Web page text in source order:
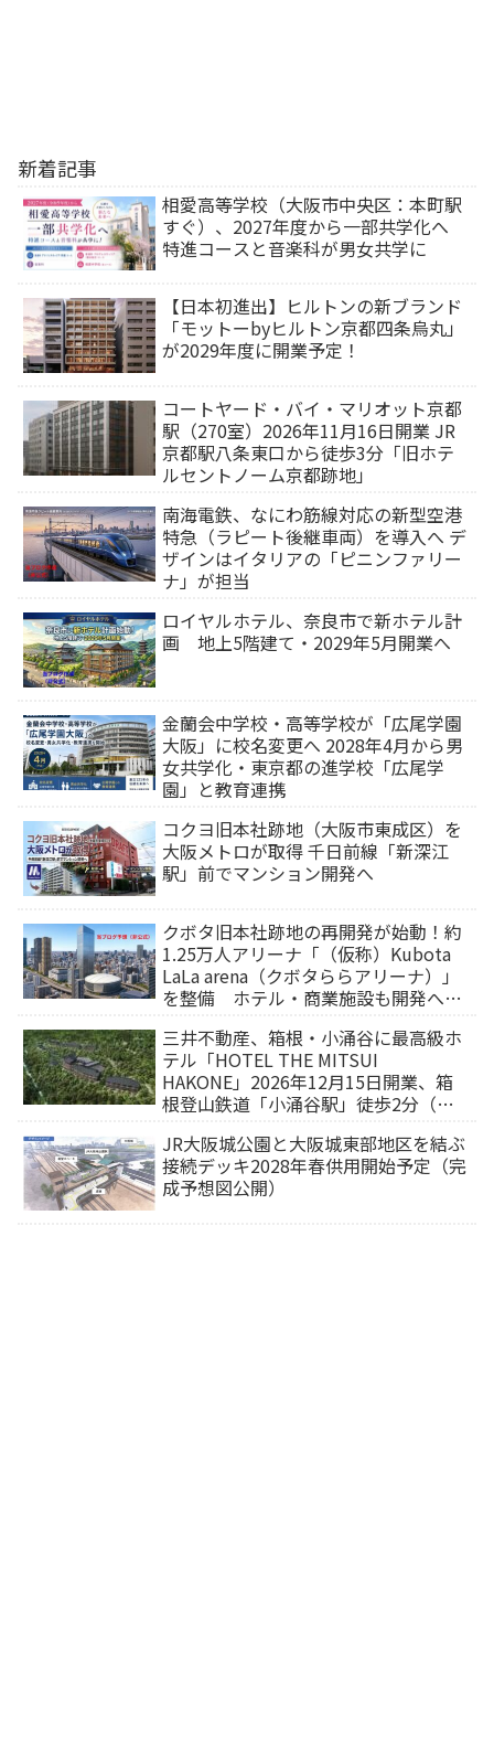
新着記事
相愛高等学校（大阪市中央区：本町駅
すぐ）、2027年度から一部共学化へ
特進コースと音楽科が男女共学に
【日本初進出】ヒルトンの新ブランド
「モットーbyヒルトン京都四条烏丸」
が2029年度に開業予定！
コートヤード・バイ・マリオット京都
駅（270室）2026年11月16日開業 JR
京都駅八条東口から徒歩3分「旧ホテ
ルセントノーム京都跡地」
南海電鉄、なにわ筋線対応の新型空港
特急（ラピート後継車両）を導入へ デ
ザインはイタリアの「ピニンファリー
ナ」が担当
ロイヤルホテル、奈良市で新ホテル計
画 地上5階建て・2029年5月開業へ
金蘭会中学校・高等学校が「広尾学園
大阪」に校名変更へ 2028年4月から男
女共学化・東京都の進学校「広尾学
園」と教育連携
コクヨ旧本社跡地（大阪市東成区）を
大阪メトロが取得 千日前線「新深江
駅」前でマンション開発へ
クボタ旧本社跡地の再開発が始動！約
1.25万人アリーナ「（仮称）Kubota
LaLa arena（クボタららアリーナ）」
を整備 ホテル・商業施設も開発へ
三井不動産、箱根・小涌谷に最高級ホ
テル「HOTEL THE MITSUI
HAKONE」2026年12月15日開業、箱
根登山鉄道「小涌谷駅」徒歩2分（旅
JR大阪城公園と大阪城東部地区を結ぶ
接続デッキ2028年春供用開始予定（完
成予想図公開）